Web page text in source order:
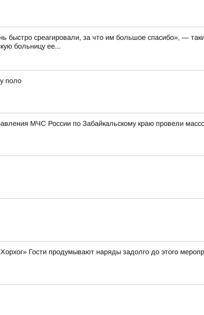
быстро среагировали, за что им большое спасибо», —
больницу ее...
поло
МЧС России по Забайкальскому краю провели
Гости продумывают наряды задолго до этого